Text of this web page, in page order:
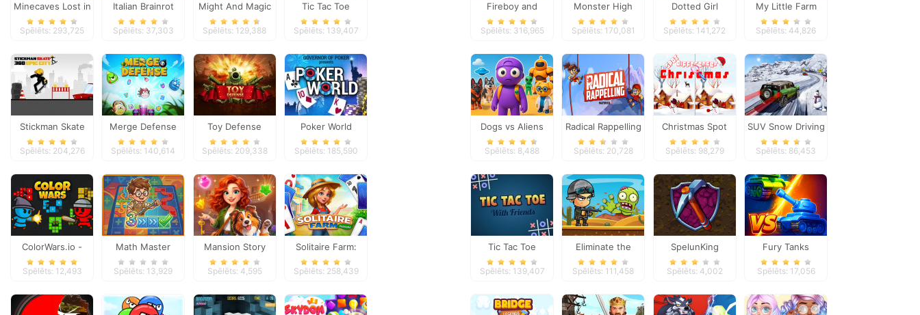
Minecaves Lost in
Space
Spēlēts: 293,725
Italian Brainrot
Survive Parkour
Spēlēts: 37,303
Might And Magic
Armies
Spēlēts: 129,388
Tic Tac Toe
Spēlēts: 139,407
Stickman Skate
360 Epic City
Spēlēts: 204,276
Merge Defense
Spēlēts: 140,614
Toy Defense
Spēlēts: 209,338
Poker World
Spēlēts: 185,590
ColorWars.io -
Conquest Game
Spēlēts: 12,493
Math Master
Spēlēts: 13,929
Mansion Story
Match
Spēlēts: 4,595
Solitaire Farm:
Seasons
Spēlēts: 258,439
Fireboy and
Watergirl 2
Spēlēts: 316,965
Monster High
Nose Doctor
Spēlēts: 170,081
Dotted Girl
Valentine Dinner
Spēlēts: 141,272
My Little Farm
Spēlēts: 44,826
Dogs vs Aliens
Spēlēts: 8,488
Radical Rappelling
Spēlēts: 20,728
Christmas Spot
Differences
Spēlēts: 98,279
SUV Snow Driving
3d
Spēlēts: 86,453
Tic Tac Toe
Spēlēts: 139,407
Eliminate the
Zombies
Spēlēts: 111,458
SpelunKing
Spēlēts: 4,002
Fury Tanks
Spēlēts: 17,056